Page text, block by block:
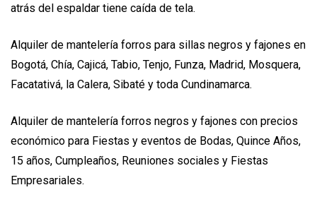
atrás del espaldar tiene caída de tela.
Alquiler de mantelería forros para sillas negros y fajones en
Bogotá, Chía, Cajicá, Tabio, Tenjo, Funza, Madrid, Mosquera,
Facatativá, la Calera, Sibaté y toda Cundinamarca.
Alquiler de mantelería forros negros y fajones con precios
económico para Fiestas y eventos de Bodas, Quince Años,
15 años, Cumpleaños, Reuniones sociales y Fiestas
Empresariales.